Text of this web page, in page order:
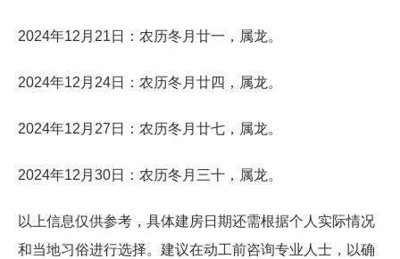
2024年12月21日：农历冬月廿一，属龙。
2024年12月24日：农历冬月廿四，属龙。
2024年12月27日：农历冬月廿七，属龙。
2024年12月30日：农历冬月三十，属龙。
以上信息仅供参考，具体建房日期还需根据个人实际情况
和当地习俗进行选择。建议在动工前咨询专业人士，以确